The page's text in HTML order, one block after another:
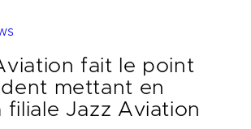
fait le point
mettant en
filiale Jazz Aviation